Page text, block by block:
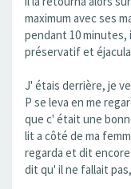
maximum avec ses
pendant 10 minutes,
préservatif et
J' étais derrière, je
P se leva en me
que c' était une
lit a côté de ma
regarda et dit
dit qu' il ne fallait